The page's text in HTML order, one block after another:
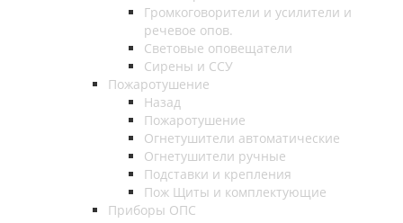
Громкоговорители и усилители и
речевое опов.
Световые оповещатели
Сирены и ССУ
Пожаротушение
Назад
Пожаротушение
Огнетушители автоматические
Огнетушители ручные
Подставки и крепления
Пож Щиты и комплектующие
Приборы ОПС